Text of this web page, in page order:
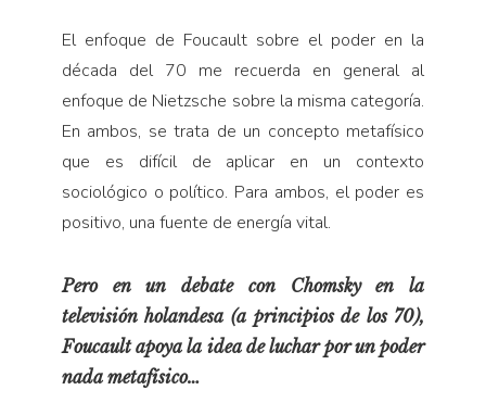
El enfoque de Foucault sobre el poder en la
década del 70 me recuerda en general al
enfoque de Nietzsche sobre la misma categoría.
En ambos, se trata de un concepto metafísico
que es difícil de aplicar en un contexto
sociológico o político. Para ambos, el poder es
positivo, una fuente de energía vital.
Pero en un debate con Chomsky en la
televisión holandesa (a principios de los 70),
Foucault apoya la idea de luchar por un poder
nada metafísico…